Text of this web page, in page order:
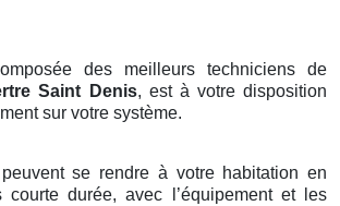
des meilleurs techniciens de
Saint Denis, est à votre disposition
sur votre système.
se rendre à votre habitation en
courte durée, avec l’équipement et les